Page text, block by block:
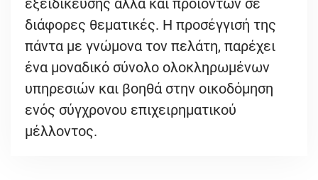
εξειδίκευσης αλλά και προϊόντων σε
διάφορες θεματικές. Η προσέγγισή της
πάντα με γνώμονα τον πελάτη, παρέχει
ένα μοναδικό σύνολο ολοκληρωμένων
υπηρεσιών και βοηθά στην οικοδόμηση
ενός σύγχρονου επιχειρηματικού
μέλλοντος.